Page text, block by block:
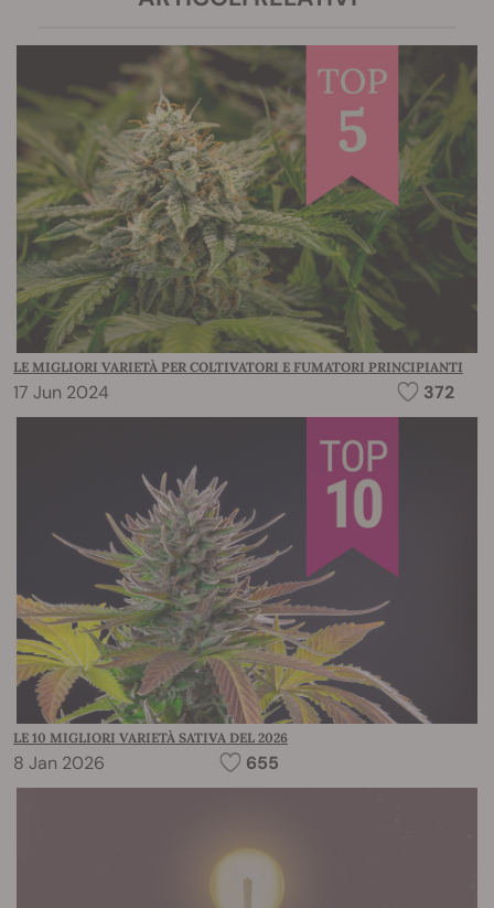
LE MIGLIORI VARIETÀ PER COLTIVATORI E FUMATORI PRINCIPIANTI
17 Jun 2024 372
LE 10 MIGLIORI VARIETÀ SATIVA DEL 2026
8 Jan 2026 655